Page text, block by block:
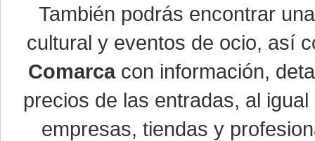
También podrás encontrar
cultural y eventos de ocio, así
Comarcacon información,
precios de las entradas, al
empresas, tiendas y